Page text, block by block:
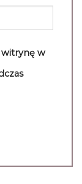
witrynę w